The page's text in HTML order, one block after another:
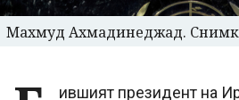
Махмуд Ахмадинеджад.
ившият президент на